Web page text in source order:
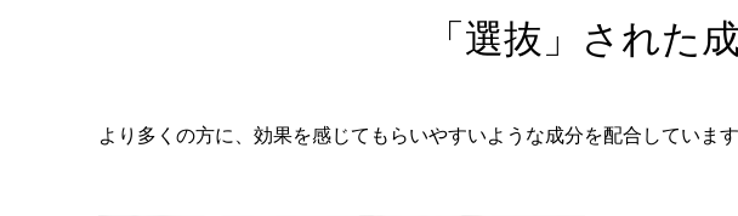
「選抜」された
より多くの方に、効果を感じてもらいやすいような成分を配合しています